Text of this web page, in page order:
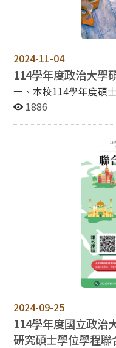
等） 其他有利審查資料（無則免附） 【面試】 參加資
格：全體考生 面試日期：114/11/08 (六)上午10:00起 注
意事項：面試相關資訊
【甄試報考資格】 國內教育部立案大學或獨立學院畢業
（含應屆畢業），具學士以上學位 教育
澳大學畢業（含應屆畢業）
資格者（依簡章附錄規定） 詳情
https://rustudy.nccu.edu.tw/
2939-3091#50806 (范
2024-11-04
114學年度政治大學
一、本校114學年度碩
自行網頁瀏覽或列印，
月26日上午9時起至12月10
報名登錄資料期間：
10日下午3時止。 （三）審查資料繳交截止日：依各系所
學程「資料繳交方式
詳閱招生簡章系所分則。 1.通訊郵寄：113年12月10日前
（以郵戳為憑）。 2.網路上傳：113年12月10日下午5時
止（逾時不受理）。 三、報名流程：(詳閱簡章6-8頁)
（一）於報名系統取得繳費帳號。 （
以信用卡、金融卡繳
（ATM）繳費、第一
（三）於報名系統填
關表件。 四、若有疑問，請於上班時間（08:30~12:00；
13:30~17:00）洽本校
7892、2938-7893。
1886
2024-09-25
114學年度國立政治
研究碩士學位學程